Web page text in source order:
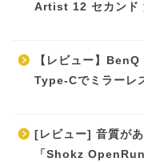
Artist 12 セカンド
【レビュー】
Type-Cでミラーレ
[レビュー] 音質が
「Shokz